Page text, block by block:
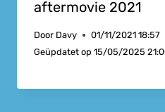
aftermovie 2021
Door Davy
01/11/2021 18:57
Geüpdatet op 15/05/2025